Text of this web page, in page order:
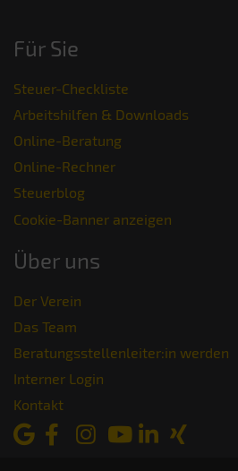
Für Sie
Steuer-Checkliste
Arbeitshilfen & Downloads
Online-Beratung
Online-Rechner
Steuerblog
Cookie-Banner anzeigen
Über uns
Der Verein
Das Team
Beratungsstellenleiter:in werden
Interner Login
Kontakt